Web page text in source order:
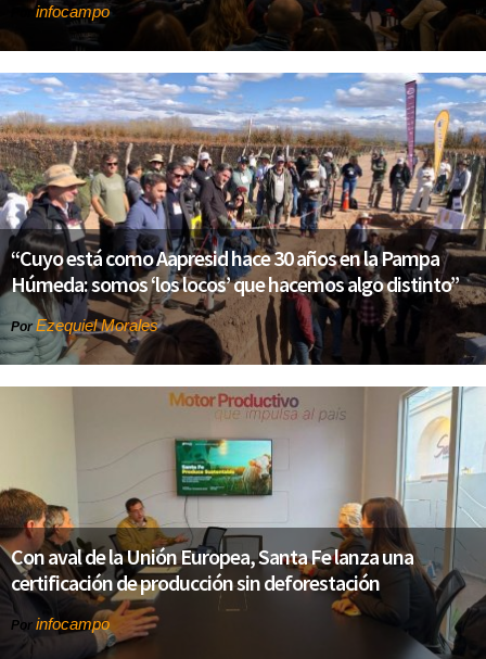
Porinfocampo
“Cuyo está como Aapresid hace 30 años en la Pampa
Húmeda: somos ‘los locos’ que hacemos algo distinto”
PorEzequiel Morales
Con aval de la Unión Europea, Santa Fe lanza una
certificación de producción sin deforestación
Por infocampo